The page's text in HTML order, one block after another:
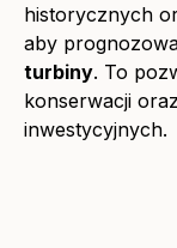
historycznych
aby
turbiny. To
konserwacji
inwestycyjnych.